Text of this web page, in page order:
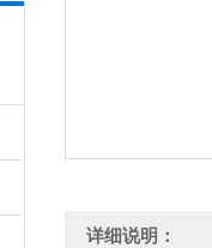
详细说明：